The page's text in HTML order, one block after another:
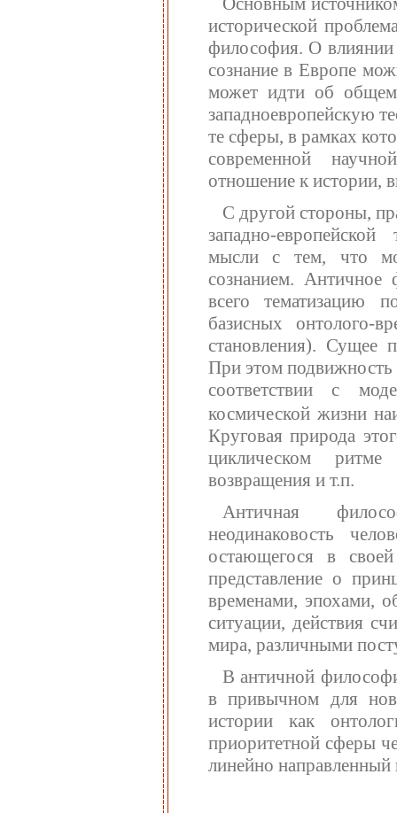
исторической
философия. О влиянии
сознание в Европе
может идти об общем
западноевропейскую
те сферы, в рамках
современной
отношение к истории,
С другой стороны,
западно-
мысли с тем, что
сознанием. Античное
всего тематизацию
базисных онтолого-
становления). Сущее
При этом подвижность
соответствии с
космической жизни
Круговая природа
циклическом ритме
возвращения и т.п.
Античная
неодинаковость
остающегося в
представление о
временами, эпохами,
ситуации, действия
мира, различными
В античной
в привычном для
истории как
приоритетной сферы
линейно